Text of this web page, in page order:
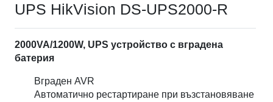
UPS HikVision DS-UPS2000-R
2000VA/1200W, UPS устройство с вградена
батерия
Вграден AVR
Автоматично рестартиране при възстановяване